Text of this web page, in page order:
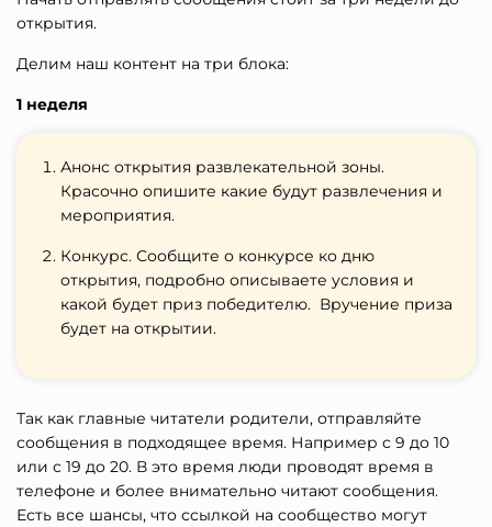
открытия.
Делим наш контент на три блока:
1 неделя
Анонс открытия развлекательной зоны.
Красочно опишите какие будут развлечения и
мероприятия.
Конкурс. Сообщите о конкурсе ко дню
открытия, подробно описываете условия и
какой будет приз победителю. Вручение приза
будет на открытии.
Так как главные читатели родители, отправляйте
сообщения в подходящее время. Например с 9 до 10
или с 19 до 20. В это время люди проводят время в
телефоне и более внимательно читают сообщения.
Есть все шансы, что ссылкой на сообщество могут